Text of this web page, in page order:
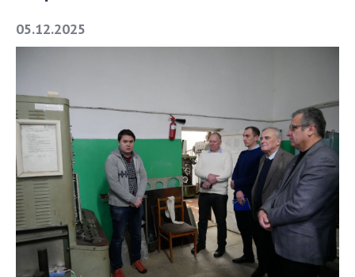
СТРУКТУРА
Президія НАН України
Апарат Президії
Секція фізико-технічних і математичних
наук
Секція хімічних і біологічних наук
Секція суспільних і гуманітарних наук
Установи при Президії
Ради, комітети та комісії
Наукові центри МОН та НАН України
05.12.2025